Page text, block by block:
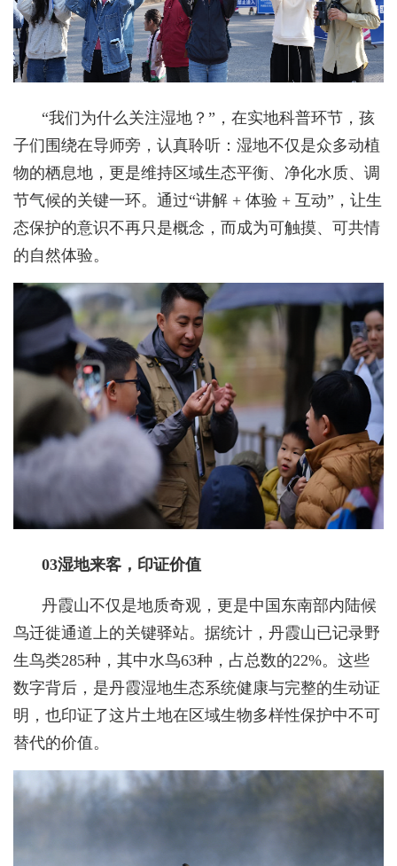
“我们为什么关注湿地？”，在实地科普环节，孩
子们围绕在导师旁，认真聆听：湿地不仅是众多动植
物的栖息地，更是维持区域生态平衡、净化水质、调
节气候的关键一环。通过“讲解 + 体验 + 互动”，让生
态保护的意识不再只是概念，而成为可触摸、可共情
的自然体验。
03湿地来客，印证价值
丹霞山不仅是地质奇观，更是中国东南部内陆候
鸟迁徙通道上的关键驿站。据统计，丹霞山已记录野
生鸟类285种，其中水鸟63种，占总数的22%。这些
数字背后，是丹霞湿地生态系统健康与完整的生动证
明，也印证了这片土地在区域生物多样性保护中不可
替代的价值。